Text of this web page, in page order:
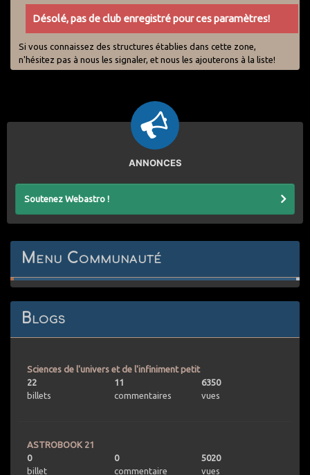
Désolé, pas de club enregistré pour ces paramètres!
Si vous connaissez des structures établies dans cette zone,
n'hésitez pas à nous les signaler, et nous les ajouterons à la liste!
ANNONCES
Soutenez Webastro !
Menu Communauté
Blogs
Sciences de l'univers et de l'infiniment petit
22
billets
11
commentaires
6350
vues
ASTROBOOK 21
0
billet
0
commentaire
5020
vues